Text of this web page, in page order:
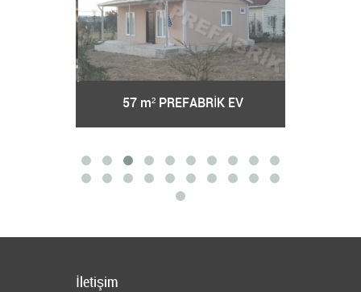
57 m² PREFABRİK EV
İletişim